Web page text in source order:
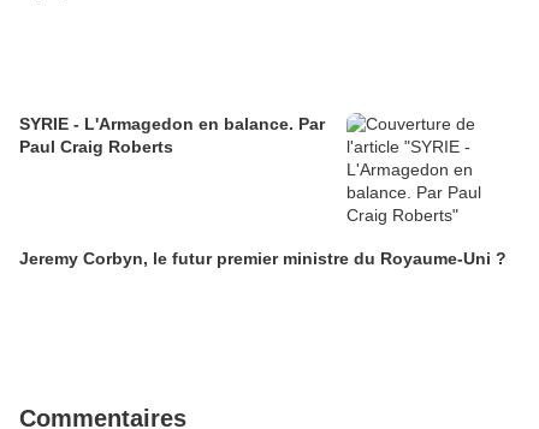
SYRIE - L'Armagedon en balance. Par
Paul Craig Roberts
Jeremy Corbyn, le futur premier ministre du Royaume-Uni ?
Commentaires